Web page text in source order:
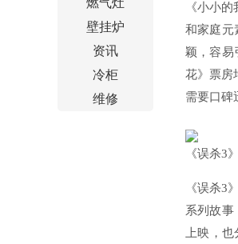
燃气灶
壁挂炉
资讯
冷柜
维修
《小小
和家庭元
颖，容易
花》票房
需要口碑
《误杀3
《误杀3
系列故事
上映，